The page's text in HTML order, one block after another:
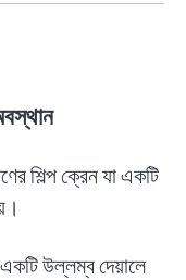
শিল্প ক্রেন যা একটি
উল্লম্ব দেয়ালে